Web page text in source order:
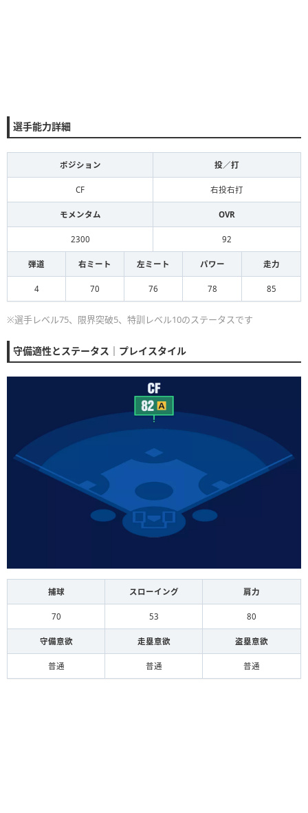
選手能力詳細
ポジション 投／打
CF 右投右打
モメンタム OVR
2300 92
弾道 右ミート 左ミート パワー 走力
4 70 76 78 85
※選手レベル75、限界突破5、特訓レベル10のステータスです
守備適性とステータス｜プレイスタイル
捕球 スローイング 肩力
70 53 80
守備意欲 走塁意欲 盗塁意欲
普通 普通 普通